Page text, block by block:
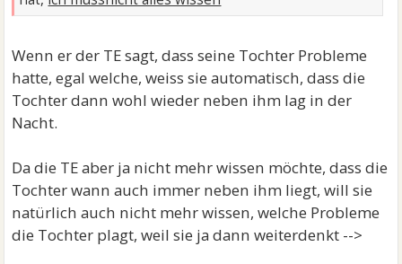
Wenn er der TE sagt, dass seine Tochter Probleme
hatte, egal welche, weiss sie automatisch, dass die
Tochter dann wohl wieder neben ihm lag in der
Nacht.
Da die TE aber ja nicht mehr wissen möchte, dass die
Tochter wann auch immer neben ihm liegt, will sie
natürlich auch nicht mehr wissen, welche Probleme
die Tochter plagt, weil sie ja dann weiterdenkt -->